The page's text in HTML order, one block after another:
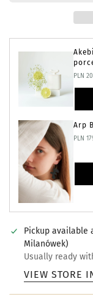
PLN
Arp
PLN
Pickup available
Milanówek)
Usually ready
VIEW STORE